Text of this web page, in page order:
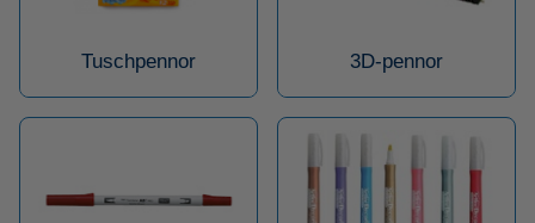
Tuschpennor 3D-pennor